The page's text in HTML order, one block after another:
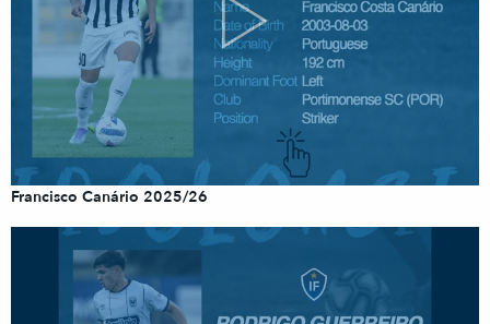
Francisco Canário 2025/26